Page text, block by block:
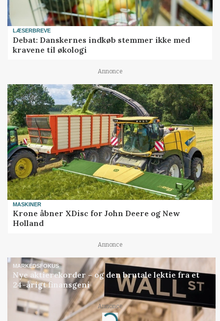
LÆSERBREVE
Debat: Danskernes indkøb stemmer ikke med
kravene til økologi
Annonce
MASKINER
Krone åbner XDisc for John Deere og New
Holland
Annonce
MARKEDSFOKUS
Nye aktierekorder – og den brutale lektie fra et
24-årigt finansgeni
Annonce